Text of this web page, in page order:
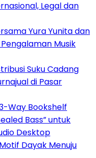
Legal dan
Yura Yunita dan
Musik
Suku Cadang
di Pasar
Way Bookshelf
Bass” untuk
Desktop
Dayak Menuju